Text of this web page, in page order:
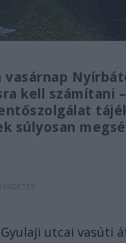
kell számítani
súlyosan
utcai vasúti